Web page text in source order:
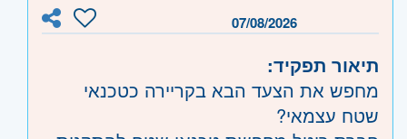
07/08/2026
תיאור תפקיד:
מחפש את הצעד הבא בקריירה כטכנאי
שטח עצמאי?